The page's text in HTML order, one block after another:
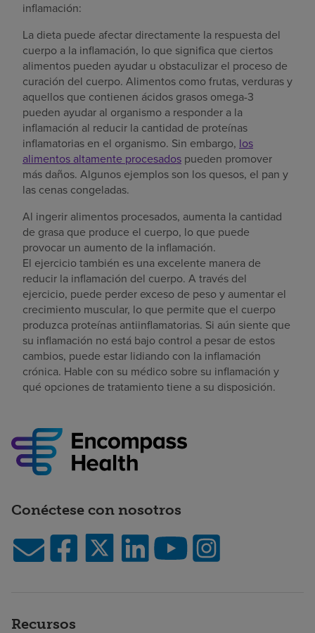
inflamación:
La dieta puede afectar directamente la respuesta del
cuerpo a la inflamación, lo que significa que ciertos
alimentos pueden ayudar u obstaculizar el proceso de
curación del cuerpo. Alimentos como frutas, verduras y
aquellos que contienen ácidos grasos omega-3
pueden ayudar al organismo a responder a la
inflamación al reducir la cantidad de proteínas
inflamatorias en el organismo. Sin embargo, los
alimentos altamente procesados pueden promover
más daños. Algunos ejemplos son los quesos, el pan y
las cenas congeladas.
Al ingerir alimentos procesados, aumenta la cantidad
de grasa que produce el cuerpo, lo que puede
provocar un aumento de la inflamación.
El ejercicio también es una excelente manera de
reducir la inflamación del cuerpo. A través del
ejercicio, puede perder exceso de peso y aumentar el
crecimiento muscular, lo que permite que el cuerpo
produzca proteínas antiinflamatorias. Si aún siente que
su inflamación no está bajo control a pesar de estos
cambios, puede estar lidiando con la inflamación
crónica. Hable con su médico sobre su inflamación y
qué opciones de tratamiento tiene a su disposición.
Conéctese con nosotros
Recursos